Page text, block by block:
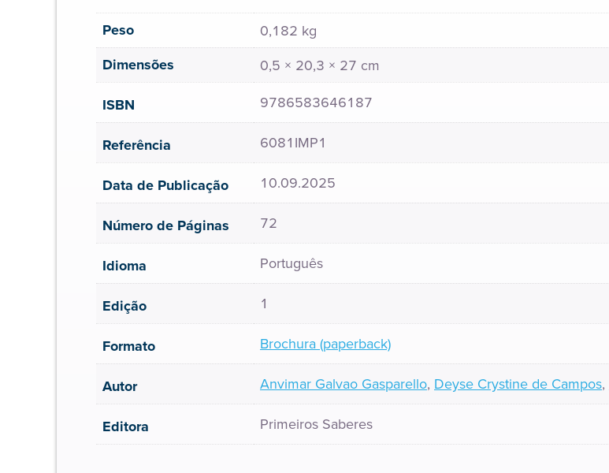
Peso 0,182 kg
Dimensões 0,5 × 20,3 × 27 cm
ISBN 9786583646187
Referência 6081IMP1
Data de Publicação 10.09.2025
Número de Páginas 72
Idioma Português
Edição 1
Formato Brochura (paperback)
Autor Anvimar Galvao Gasparello, Deyse Crystine de Campos,
Editora Primeiros Saberes